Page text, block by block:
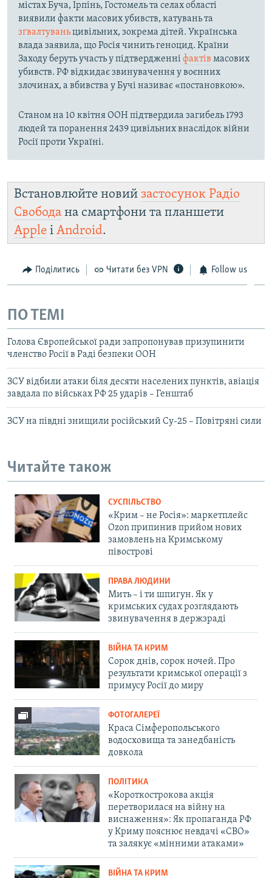
містах Буча, Ірпінь, Гостомель та селах області
виявили факти масових убивств, катувань та
зґвалтуваньцивільних, зокрема дітей. Українська
влада заявила, що Росія чинить геноцид. Країни
Заходу беруть участь у підтвердженні фактів масових
убивств. РФ відкидає звинувачення у воєнних
злочинах, а вбивства у Бучі називає «постановкою».
Станом на 10 квітня ООН підтвердила загибель 1793
людей та поранення 2439 цивільних внаслідок війни
Росії проти Україні.
Встановлюйте новий застосунок Радіо
Свобода на смартфони та планшети
Apple і Android.
Поділитись Читати без VPN Follow us
ПО ТЕМІ
Голова Європейської ради запропонував призупинити
членство Росії в Раді безпеки ООН
ЗСУ відбили атаки біля десяти населених пунктів, авіація
завдала по військах РФ 25 ударів – Генштаб
ЗСУ на півдні знищили російський Су-25 – Повітряні сили
Читайте також
СУСПІЛЬСТВО
«Крим – не Росія»: маркетплейс
Ozon припинив прийом нових
замовлень на Кримському
півострові
ПРАВА ЛЮДИНИ
Мить – і ти шпигун. Як у
кримських судах розглядають
звинувачення в держзраді
ВІЙНА ТА КРИМ
Сорок днів, сорок ночей. Про
результати кримської операції з
примусу Росії до миру
ФОТОГАЛЕРЕЇ
Краса Сімферопольського
водосховища та занедбаність
довкола
ПОЛІТИКА
«Короткострокова акція
перетворилася на війну на
виснаження»: Як пропаганда РФ
у Криму пояснює невдачі «СВО»
та залякує «мінними атаками»
ВІЙНА ТА КРИМ